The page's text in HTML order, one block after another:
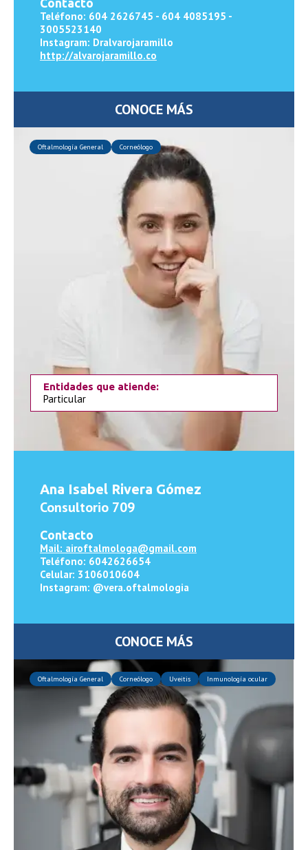
Contacto
Teléfono: 604 2626745 - 604 4085195 -
3005523140
Instagram: Dralvarojaramillo
http://alvarojaramillo.co
CONOCE MÁS
Oftalmología General Corneólogo
Entidades que atiende:
Particular
Ana Isabel Rivera Gómez
Consultorio 709
Contacto
Mail: airoftalmologa@gmail.com
Teléfono: 6042626654
Celular: 3106010604
Instagram: @vera.oftalmologia
CONOCE MÁS
Oftalmología General Corneólogo Uveitis Inmunología ocular